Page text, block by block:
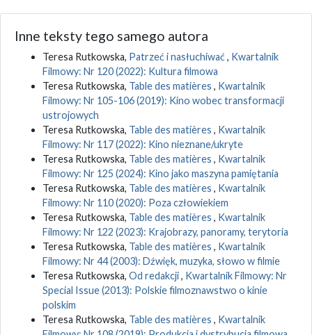
Inne teksty tego samego autora
Teresa Rutkowska, Patrzeć i nasłuchiwać, Kwartalnik
Filmowy: Nr 120 (2022): Kultura filmowa
Teresa Rutkowska, Table des matières , Kwartalnik
Filmowy: Nr 105-106 (2019): Kino wobec transformacji
ustrojowych
Teresa Rutkowska, Table des matières , Kwartalnik
Filmowy: Nr 117 (2022): Kino nieznane/ukryte
Teresa Rutkowska, Table des matières , Kwartalnik
Filmowy: Nr 125 (2024): Kino jako maszyna pamiętania
Teresa Rutkowska, Table des matières , Kwartalnik
Filmowy: Nr 110 (2020): Poza człowiekiem
Teresa Rutkowska, Table des matières , Kwartalnik
Filmowy: Nr 122 (2023): Krajobrazy, panoramy, terytoria
Teresa Rutkowska, Table des matières , Kwartalnik
Filmowy: Nr 44 (2003): Dźwięk, muzyka, słowo w filmie
Teresa Rutkowska, Od redakcji, Kwartalnik Filmowy: Nr
Special Issue (2013): Polskie filmoznawstwo o kinie
polskim
Teresa Rutkowska, Table des matières , Kwartalnik